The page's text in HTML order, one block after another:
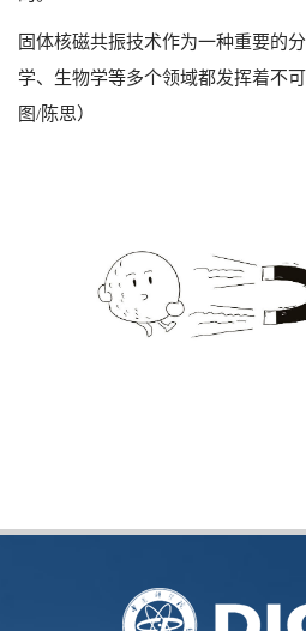
固体核磁共振技术作为一种重要的
学、生物学等多个领域都发挥着不
图/陈思）